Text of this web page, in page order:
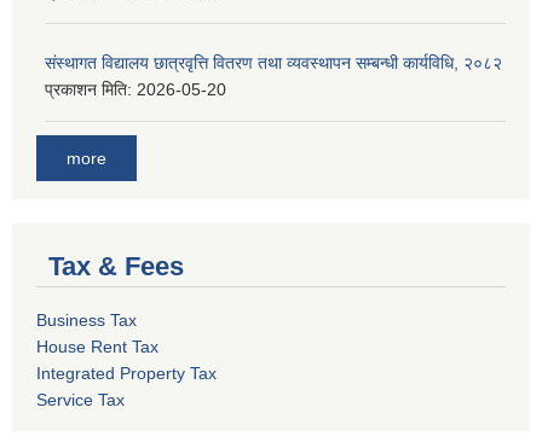
संस्थागत विद्यालय छात्रवृत्ति वितरण तथा व्यवस्थापन सम्बन्धी कार्यविधि, २०८२
प्रकाशन मिति: 2026-05-20
more
Tax & Fees
Business Tax
House Rent Tax
Integrated Property Tax
Service Tax